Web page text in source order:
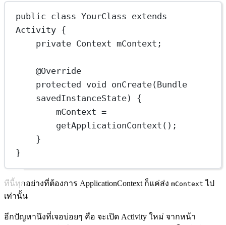
public class YourClass extends
Activity {
private Context mContext;
@Override
protected
void onCreate
savedInstanceState) {
mContext =
getApplicationContext ();
}
}
ทีนี้ทุกอย่างที่ต้องการ ApplicationContext ก็แค่ส่ง mContext ไป
เท่านั้น
อีกปัญหานึงที่เจอบ่อยๆ คือ จะเปิด Activity ใหม่ จากหน้า